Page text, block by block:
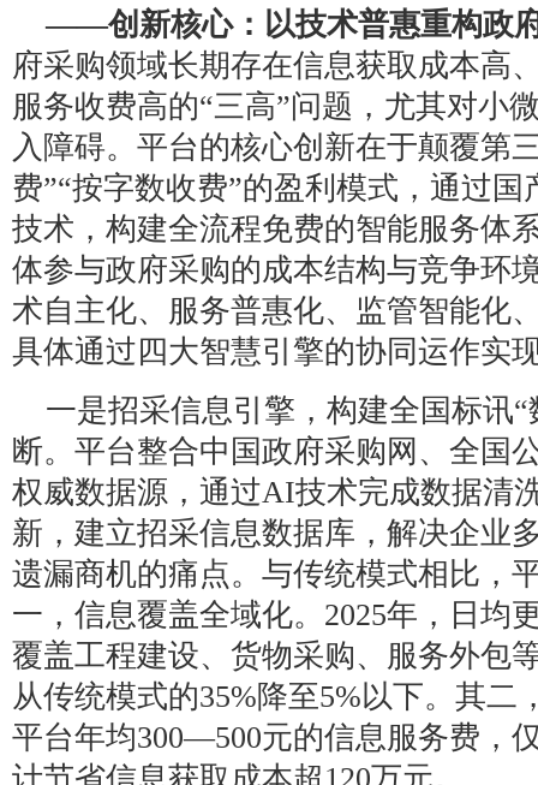
——创新核心：以技术普惠重构政
府采购领域长期存在信息获取成本高
服务收费高的“三高”问题，尤其对小
入障碍。平台的核心创新在于颠覆第
费”“按字数收费”的盈利模式，通过
技术，构建全流程免费的智能服务体
体参与政府采购的成本结构与竞争环
术自主化、服务普惠化、监管智能化
具体通过四大智慧引擎的协同运作实
一是招采信息引擎，构建全国标讯
断。平台整合中国政府采购网、全国
权威数据源，通过AI技术完成数据清
新，建立招采信息数据库，解决企业
遗漏商机的痛点。与传统模式相比，
一，信息覆盖全域化。2025年，日均
覆盖工程建设、货物采购、服务外包
从传统模式的35%降至5%以下。其二
平台年均300—500元的信息服务费，